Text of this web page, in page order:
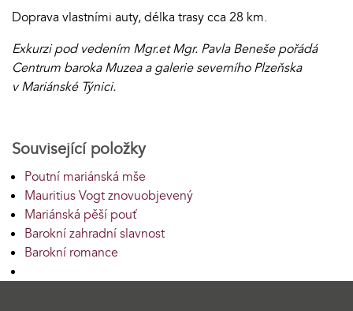
Doprava vlastními auty, délka trasy cca 28 km.
Exkurzi pod vedením Mgr.et Mgr. Pavla Beneše pořádá
Centrum baroka Muzea a galerie severního Plzeňska
v Mariánské Týnici.
Související položky
Poutní mariánská mše
Mauritius Vogt znovuobjevený
Mariánská pěší pouť
Barokní zahradní slavnost
Barokní romance